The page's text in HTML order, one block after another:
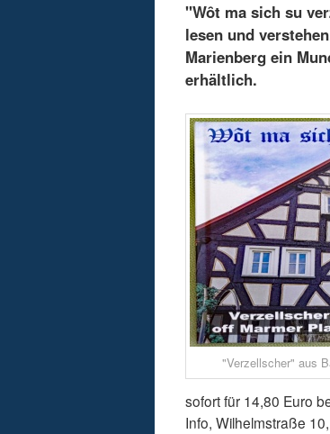
"Wȏt ma sich su
lesen und
Marienberg ein
erhältlich.
"Verzellscher" aus
sofort für 14,80 Euro
Info, Wilhelmstraße